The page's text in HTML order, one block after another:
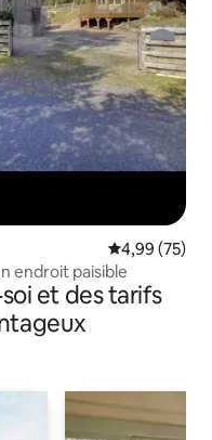
Évaluation
4,99 (75)
endroit paisible
et des tarifs